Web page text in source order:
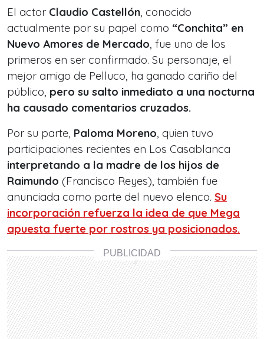
El actor Claudio Castellón, conocido
actualmente por su papel como “Conchita” en
Nuevo Amores de Mercado, fue uno de los
primeros en ser confirmado. Su personaje, el
mejor amigo de Pelluco, ha ganado cariño del
público, pero su salto inmediato a una nocturna
ha causado comentarios cruzados.
Por su parte, Paloma Moreno, quien tuvo
participaciones recientes en Los Casablanca
interpretando a la madre de los hijos de
Raimundo (Francisco Reyes), también fue
anunciada como parte del nuevo elenco. Su
incorporación refuerza la idea de que Mega
apuesta fuerte por rostros ya posicionados.